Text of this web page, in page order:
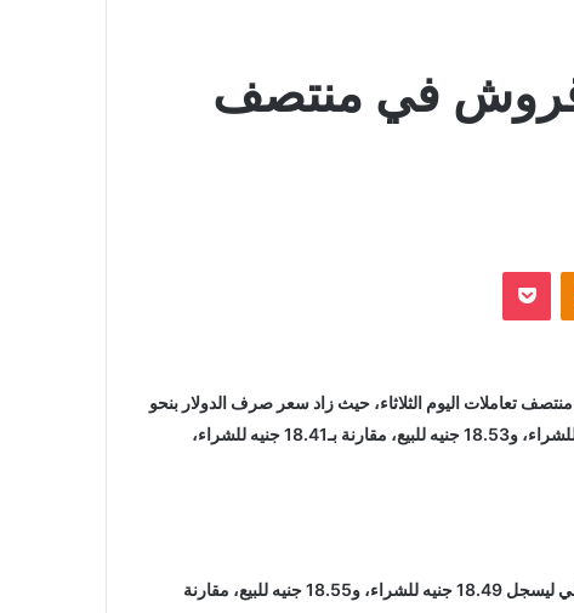
سعر الدولار 6 قروش في منتصف
تعاملات اليوم الثلاثاء، حيث زاد سعر صرف الدولار بنحو
6 قروش فى بنكي الأهلي المصري، ومصر ليصل إلى 18.47 جنيه للشراء، و18.53 جنيه للبيع، مقارنة بـ18.41 جنيه للشراء،
وصعد سعر العملة الأمريكية بنحو 6 قروش فى البنك التجاري الدولي ليسجل 18.49 جنيه للشراء، و18.55 جنيه للبيع، مقارنة